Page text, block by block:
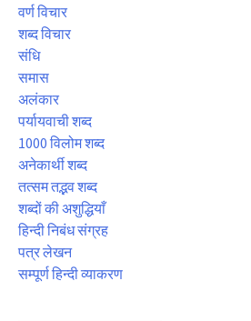
वर्ण विचार
शब्द विचार
संधि
समास
अलंकार
पर्यायवाची शब्द
1000 विलोम शब्द
अनेकार्थी शब्द
तत्सम तद्भव शब्द
शब्दों की अशुद्धियाँ
हिन्दी निबंध संग्रह
पत्र लेखन
सम्पूर्ण हिन्दी व्याकरण